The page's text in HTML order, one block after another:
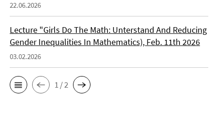
22.06.2026
Lecture "Girls Do The Math: Unterstand And Reducing
Gender Inequalities In Mathematics), Feb. 11th 2026
03.02.2026
1 / 2